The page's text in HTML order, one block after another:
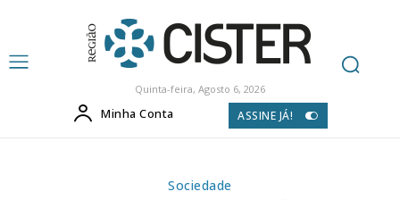
Quinta-feira, Agosto 6, 2026
Minha Conta ASSINE JÁ!
Sociedade